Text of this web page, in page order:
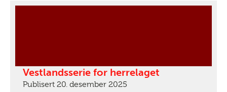
Vestlandsserie for herrelaget
Publisert 20. desember 2025